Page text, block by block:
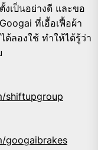
เป็นอย่างดี และขอ
ที่เอื้อเฟื้อผ้า
ด้ลองใช้ ทำให้ได้รู้ว่า
shiftupgroup
googaibrakes